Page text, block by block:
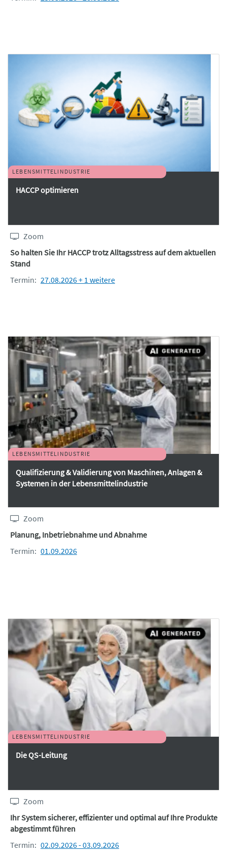
LEBENSMITTELINDUSTRIE
HACCP optimieren
Zoom
So halten Sie Ihr HACCP trotz Alltagsstress auf dem aktuellen
Stand
Termin: 27.08.2026 + 1 weitere
LEBENSMITTELINDUSTRIE
Qualifizierung & Validierung von Maschinen, Anlagen &
Systemen in der Lebensmittelindustrie
Zoom
Planung, Inbetriebnahme und Abnahme
Termin: 01.09.2026
LEBENSMITTELINDUSTRIE
Die QS-Leitung
Zoom
Ihr System sicherer, effizienter und optimal auf Ihre Produkte
abgestimmt führen
Termin: 02.09.2026 - 03.09.2026